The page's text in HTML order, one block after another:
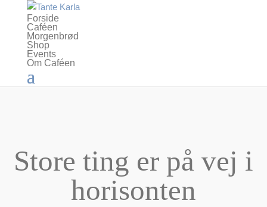
Forside
Caféen
Morgenbrød
Shop
Events
Om Caféen
Store ting er på vej i
horisonten